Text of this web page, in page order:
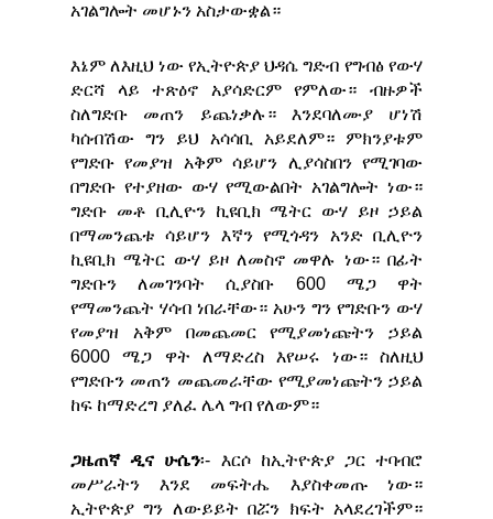
አገልግሎት መሆኑን አስታውቋል።
እኔም ለእዚህ ነው የኢትዮጵያ ህዳሴ ግድብ የግብፅ የውሃ
ድርሻ ላይ ተጽዕኖ አያሳድርም የምለው። ብዙዎች
ስለግድቡ መጠን ይጨነቃሉ። እንደባለሙያ ሆነሽ
ካሰብሽው ግን ይህ አሳሳቢ አይደለም። ምክንያቱም
የግድቡ የመያዝ አቅም ሳይሆን ሊያሳስበን የሚገባው
በግድቡ የተያዘው ውሃ የሚውልበት አገልግሎት ነው።
ግድቡ መቶ ቢሊዮን ኪዩቢክ ሜትር ውሃ ይዞ ኃይል
በማመንጨቱ ሳይሆን እኛን የሚጎዳን አንድ ቢሊዮን
ኪዩቢክ ሜትር ውሃ ይዞ ለመስኖ መዋሉ ነው። በፊት
ግድቡን ለመገንባት ሲያስቡ 600 ሜጋ ዋት
የማመንጨት ሃሳብ ነበራቸው። አሁን ግን የግድቡን ውሃ
የመያዝ አቅም በመጨመር የሚያመነጩትን ኃይል
6000 ሜጋ ዋት ለማድረስ እየሠሩ ነው። ስለዚህ
የግድቡን መጠን መጨመራቸው የሚያመነጩትን ኃይል
ከፍ ከማድረግ ያለፈ ሌላ ግብ የለውም።
ጋዜጠኛ ዲና ሁሴን፡- እርሶ ከኢትዮጵያ ጋር ተባብሮ
መሥራትን እንደ መፍትሔ እያስቀመጡ ነው።
ኢትዮጵያ ግን ለውይይት በሯን ክፍት አላደረገችም።